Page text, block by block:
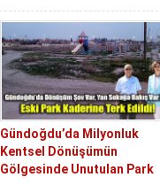
Gündoğdu’da Milyonluk
Kentsel Dönüşümün
Gölgesinde Unutulan Park